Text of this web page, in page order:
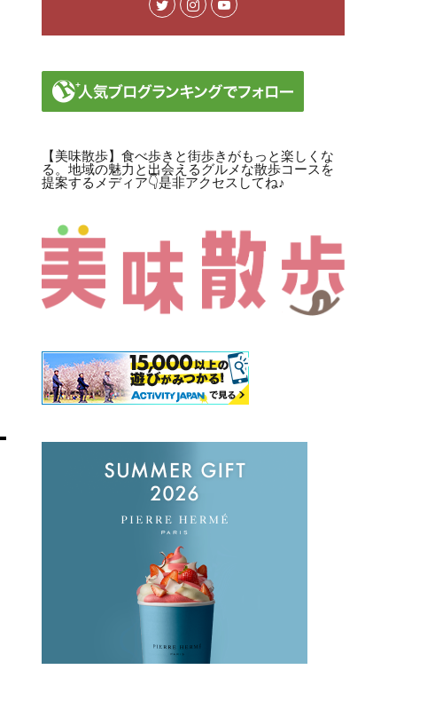
【美味散歩】食べ歩きと街歩きがもっと楽しくな
る。地域の魅力と出会えるグルメな散歩コースを
提案するメディア👇是非アクセスしてね♪